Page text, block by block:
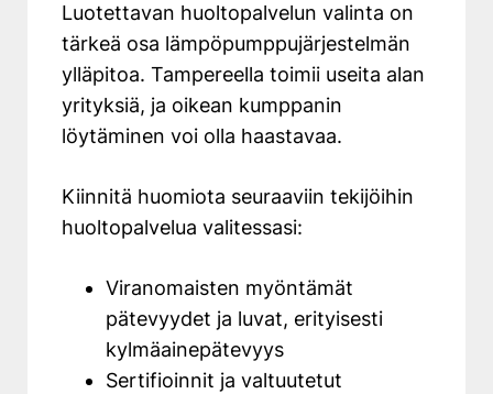
Luotettavan huoltopalvelun valinta on
tärkeä osa lämpöpumppujärjestelmän
ylläpitoa. Tampereella toimii useita alan
yrityksiä, ja oikean kumppanin
löytäminen voi olla haastavaa.
Kiinnitä huomiota seuraaviin tekijöihin
huoltopalvelua valitessasi:
Viranomaisten myöntämät
pätevyydet ja luvat, erityisesti
kylmäainepätevyys
Sertifioinnit ja valtuutetut